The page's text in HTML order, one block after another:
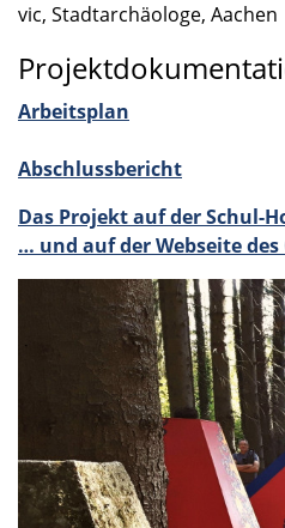
vic, Stadt­ar­chäo­loge, Aachen
Arbeits­plan
Abschluss­be­richt
Das Projekt auf der Schul-
… und auf der Webseite